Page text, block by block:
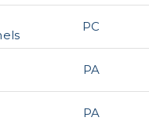
PC
PA
PA